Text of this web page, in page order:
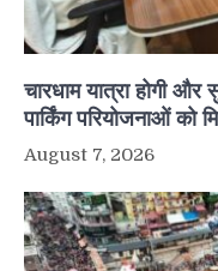
चारधाम यात्रा होगी
पार्किंग परियोजनाओं को
August 7, 2026